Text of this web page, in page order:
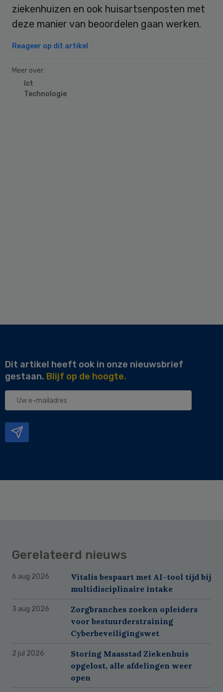
ziekenhuizen en ook huisartsenposten met
deze manier van beoordelen gaan werken.
Reageer op dit artikel
Meer over:
Ict
Technologie
Dit artikel heeft ook in onze nieuwsbrief
gestaan. Blijf op de hoogte.
Uw
Gerelateerd nieuws
6 aug 2026
Vitalis bespaart met AI-tool tijd bij
multidisciplinaire intake
3 aug 2026
Zorgbranches zoeken opleiders
voor bestuurderstraining
Cyberbeveiligingswet
2 jul 2026
Storing Maasstad Ziekenhuis
opgelost, alle afdelingen weer
open